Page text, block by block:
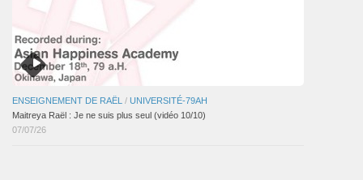
ENSEIGNEMENT DE RAËL / UNIVERSITÉ-79AH
Maitreya Raël : Je ne suis plus seul (vidéo 10/10)
07/07/26